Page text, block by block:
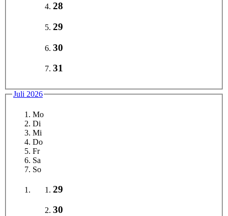
28
29
30
31
Juli 2026
Mo
Di
Mi
Do
Fr
Sa
So
29
30